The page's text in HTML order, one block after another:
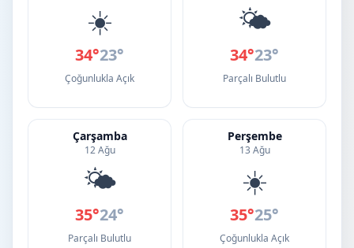
☀️
34°23°
Çoğunlukla Açık
🌤️
34°23°
Parçalı Bulutlu
Çarşamba
12 Ağu
🌤️
35°24°
Parçalı Bulutlu
Perşembe
13 Ağu
☀️
35°25°
Çoğunlukla Açık